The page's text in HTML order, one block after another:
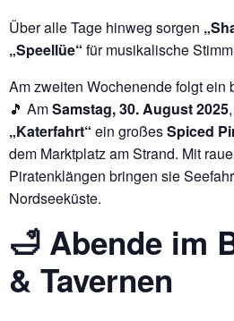
Über alle Tage hinweg sorgen
„Speellüe“ für musikalische
Am zweiten Wochenende folgt ein
🎵 AmSamstag, 30. August 2025
„Katerfahrt“ ein großesSpiced
dem Marktplatz am Strand. Mit
Piratenklängen bringen sie
Nordseeküste.
🛁 Abende im
& Tavernen